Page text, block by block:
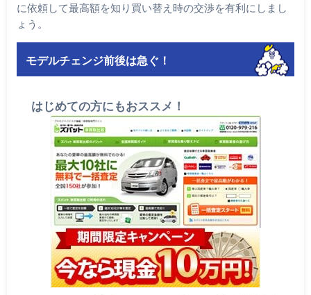
に依頼して最高額を知り買い替え時の交渉を有利にしまし
ょう。
モデルチェンジ前後は急ぐ！
はじめての方にもおススメ！